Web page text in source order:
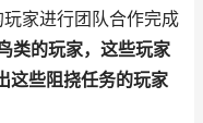
玩家进行团队合作完成
类的玩家，这些玩家
这些阻挠任务的玩家